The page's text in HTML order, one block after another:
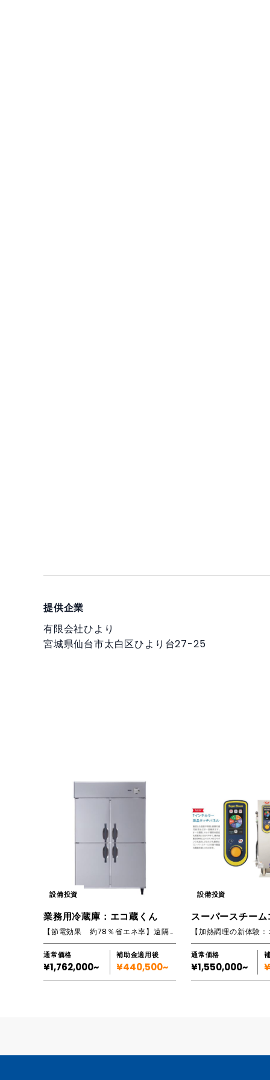
提供企業
有限会社ひより
宮城県仙台市太白区ひより台27-25
設備投資
業務用冷蔵庫：エコ蔵くん
【節電効果 約78％省エネ率】遠隔温度監視システム搭載 業務用冷蔵庫
通常価格
¥1,762,000~
補助金適用後
¥440,500~
設備投資
通常価格
¥1,550,000~